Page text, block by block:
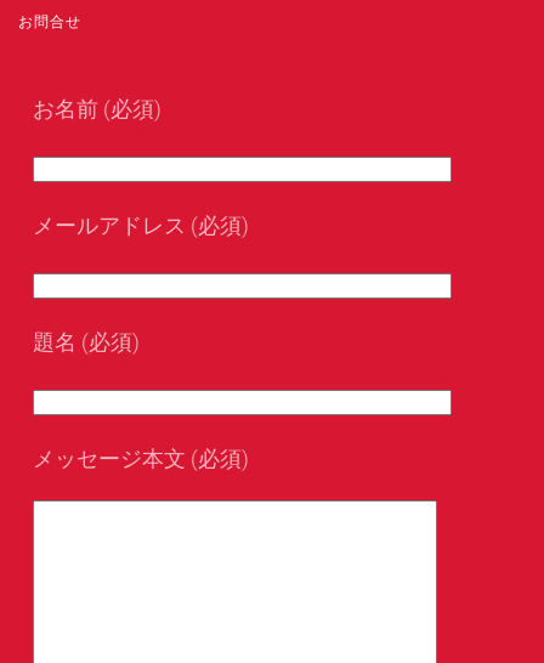
お問合せ
お名前 (必須)
メールアドレス (必須)
題名 (必須)
メッセージ本文 (必須)